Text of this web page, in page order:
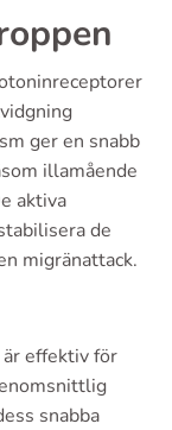
ger en snabb
illamående
aktiva
de
migränattack.
effektiv för
snabba